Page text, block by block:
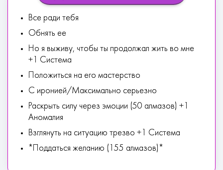
Все ради тебя
Обнять ее
Но я выживу, чтобы ты продолжал жить во мне
+1 Система
Положиться на его мастерство
С иронией/Максимально серьезно
Раскрыть силу через эмоции (50 алмазов) +1
Аномалия
Взглянуть на ситуацию трезво +1 Система
*Поддаться желанию (155 алмазов)*